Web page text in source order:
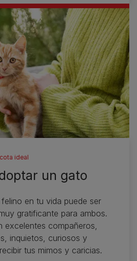
ideal
un gato
en tu vida puede ser
gratificante para ambos.
excelentes compañeros,
inquietos, curiosos y
tus mimos y caricias.